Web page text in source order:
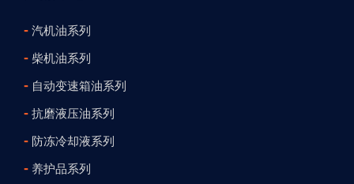
- 汽机油系列
- 柴机油系列
- 自动变速箱油系列
- 抗磨液压油系列
- 防冻冷却液系列
- 养护品系列